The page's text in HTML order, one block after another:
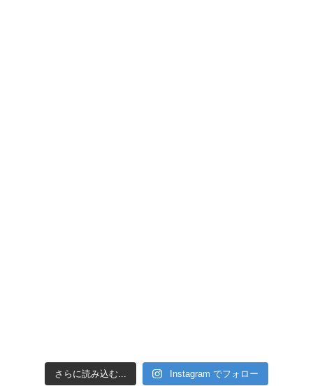
さらに読み込む... Instagram でフォロー